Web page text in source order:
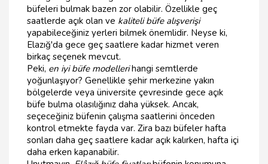
büfeleri bulmak bazen zor olabilir. Özellikle geç
saatlerde açık olan ve kaliteli büfe alışverişi
yapabileceğiniz yerleri bilmek önemlidir. Neyse ki,
Elazığ'da gece geç saatlere kadar hizmet veren
birkaç seçenek mevcut.
Peki, en iyi büfe modellerihangi semtlerde
yoğunlaşıyor? Genellikle şehir merkezine yakın
bölgelerde veya üniversite çevresinde gece açık
büfe bulma olasılığınız daha yüksek. Ancak,
seçeceğiniz büfenin çalışma saatlerini önceden
kontrol etmekte fayda var. Zira bazı büfeler hafta
sonları daha geç saatlere kadar açık kalırken, hafta içi
daha erken kapanabilir.